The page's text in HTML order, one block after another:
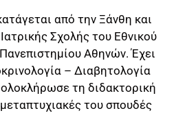
από την Ξάνθη και
Σχολής του Εθνικού
Αθηνών. Έχει
– Διαβητολογία
τη διδακτορική
του σπουδές